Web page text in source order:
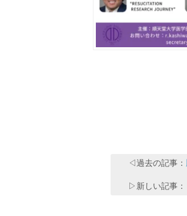
◁過去の記事：
▷新しい記事：